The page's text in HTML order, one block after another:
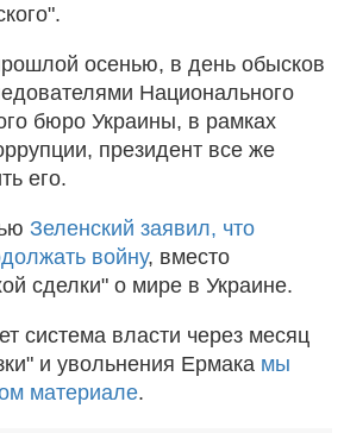
осенью, в день обысков
Национального
бюро Украины, в рамках
президент все же
его.
Зеленский заявил, что
войну, вместо
сделки" о мире в Украине.
система власти через месяц
и увольнения Ермака мы
материале.